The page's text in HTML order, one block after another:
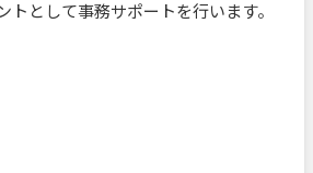
トとして事務サポートを行います。